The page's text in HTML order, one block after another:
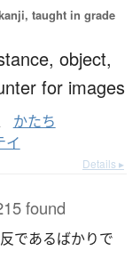
taught in grade
object,
for images
かたち
イ
Details ▸
found
であるばかりで